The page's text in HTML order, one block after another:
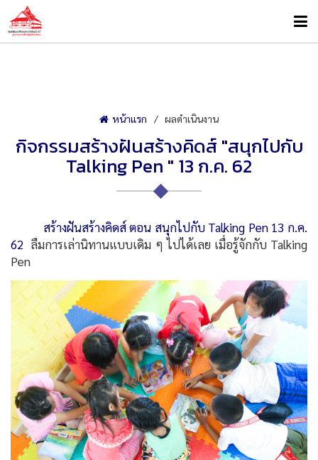
หน้าแรก ผลดำเนินงาน
กิจกรรมสร้างฝันสร้างคิดส์ "สนุกไปกับ
Talking Pen " 13 ก.ค. 62
สร้างฝันสร้างคิดส์ ตอน สนุกไปกับ Talking Pen 13 ก.ค.
62 ลืมการเล่านิทานแบบเดิม ๆ ไปได้เลย เมื่่อรู้จักกับ Talking
Pen